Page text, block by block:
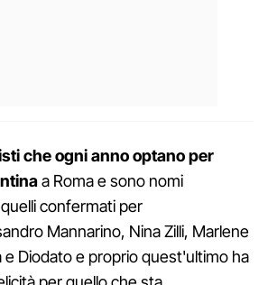
che ogni anno optano per
a Roma e sono nomi
confermati per
Mannarino, Nina Zilli, Marlene
e Diodato e proprio quest'ultimo ha